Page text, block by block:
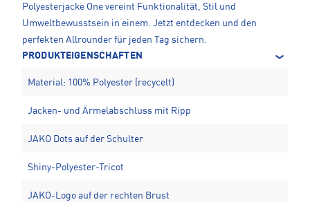
Polyesterjacke One vereint Funktionalität, Stil und
Umweltbewusstsein in einem. Jetzt entdecken und den
perfekten Allrounder für jeden Tag sichern.
PRODUKTEIGENSCHAFTEN
Material: 100% Polyester (recycelt)
Jacken- und Ärmelabschluss mit Ripp
JAKO Dots auf der Schulter
Shiny-Polyester-Tricot
JAKO-Logo auf der rechten Brust